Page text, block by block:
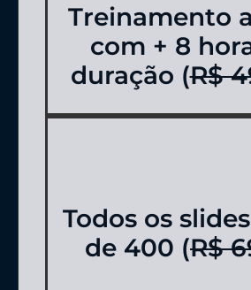
Treinamento
com + 8
duração (R$
Todos os
de 400 (R$